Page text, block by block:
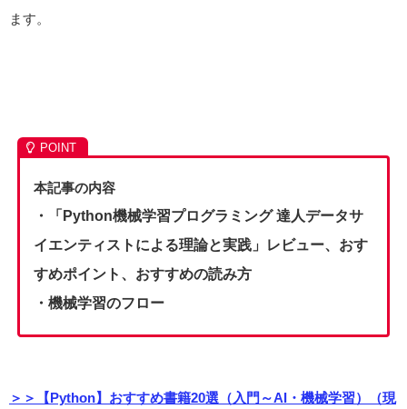
ます。
本記事の内容
・「Python機械学習プログラミング 達人データサ
イエンティストによる理論と実践」レビュー、おす
すめポイント、おすすめの読み方
・機械学習のフロー
＞＞【Python】おすすめ書籍20選（入門～AI・機械学習）（現